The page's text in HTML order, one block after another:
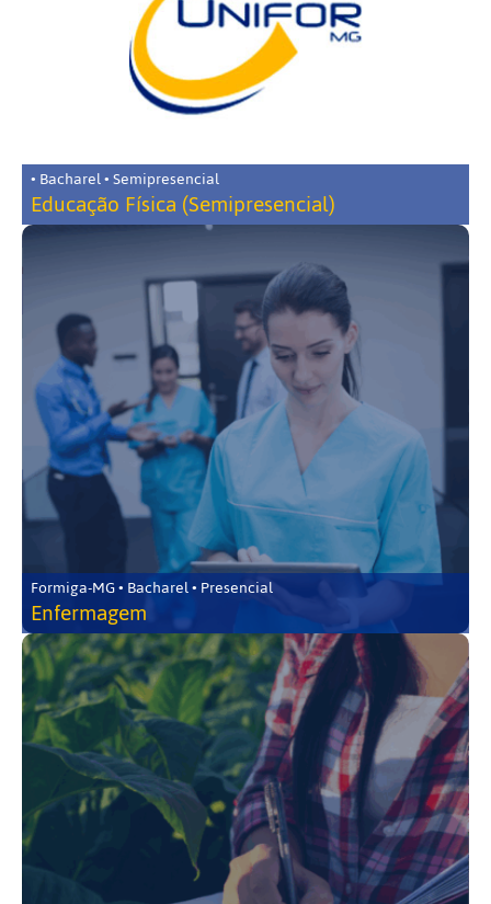
• Bacharel • Semipresencial
Educação Física (Semipresencial)
Formiga-MG • Bacharel • Presencial
Enfermagem